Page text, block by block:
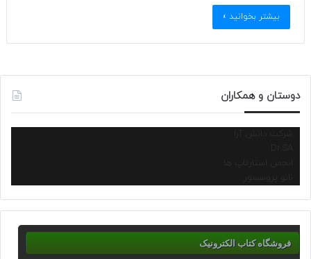
بیشتر بخوانید »
دوستان و همکاران
شرکت دانش آرا
انجمن استارتاپ ها
نانو پروسسور
فروشگاه کتاب الکترونیک